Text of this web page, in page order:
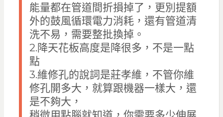
能量都在管道間折損掉了，更別提額
外的鼓風循環電力消耗，還有管道清
洗不易，需要整批換掉。
2.降天花板高度是降很多，不是一點
點
3.維修孔的說詞是莊孝維，不管你維
修孔開多大，就算跟機器一樣大，還
是不夠大，